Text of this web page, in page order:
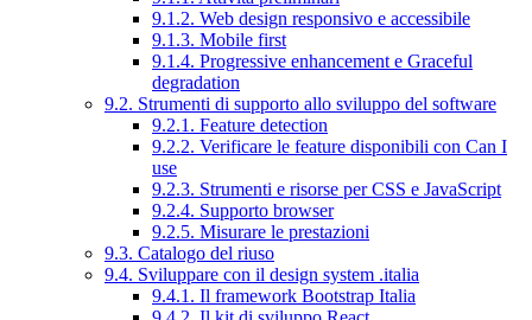
9.1.2. Web design responsivo e accessibile
9.1.3. Mobile first
9.1.4. Progressive enhancement e Graceful
degradation
9.2. Strumenti di supporto allo sviluppo del software
9.2.1. Feature detection
9.2.2. Verificare le feature disponibili con Can I
use
9.2.3. Strumenti e risorse per CSS e JavaScript
9.2.4. Supporto browser
9.2.5. Misurare le prestazioni
9.3. Catalogo del riuso
9.4. Sviluppare con il design system .italia
9.4.1. Il framework Bootstrap Italia